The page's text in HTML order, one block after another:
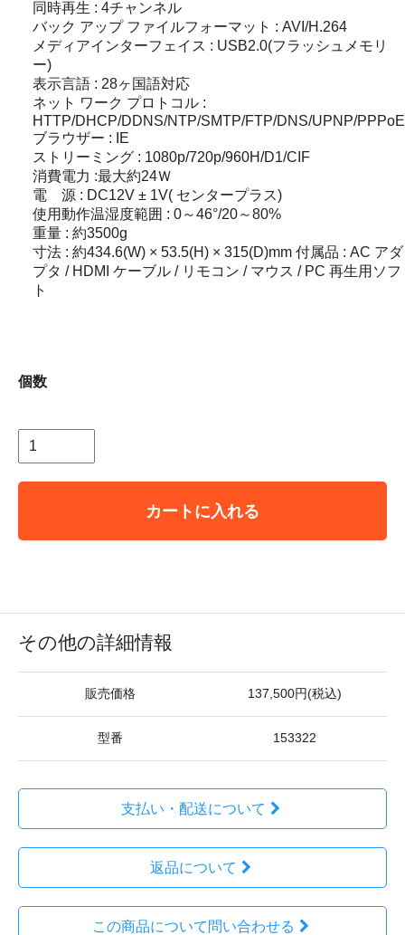
同時再生 : 4チャンネル
バック アップ ファイルフォーマット : AVI/H.264
メディアインターフェイス : USB2.0(フラッシュメモリ
ー)
表示言語 : 28ヶ国語対応
ネット ワーク プロトコル :
HTTP/DHCP/DDNS/NTP/SMTP/FTP/DNS/UPNP/PPPoE
ブラウザー : IE
ストリーミング : 1080p/720p/960H/D1/CIF
消費電力 :最大約24Ｗ
電 源 : DC12V ± 1V( センタープラス)
使用動作温湿度範囲 : 0～46°/20～80%
重量 : 約3500g
寸法 : 約434.6(W) × 53.5(H) × 315(D)mm 付属品 : AC アダ
プタ / HDMI ケーブル / リモコン / マウス / PC 再生用ソフ
ト
個数
カートに入れる
その他の詳細情報
販売価格 137,500円(税込)
型番 153322
支払い・配送について
返品について
この商品について問い合わせる